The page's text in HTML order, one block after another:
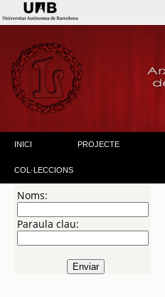
INICI PROJECTE
COL·LECCIONS
Noms:
Paraula clau: